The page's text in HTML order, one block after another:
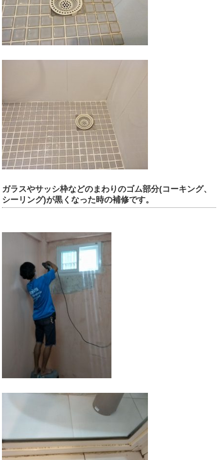
ガラスやサッシ枠などのまわりのゴム部分(コーキング、
シーリング)が黒くなった時の補修です。